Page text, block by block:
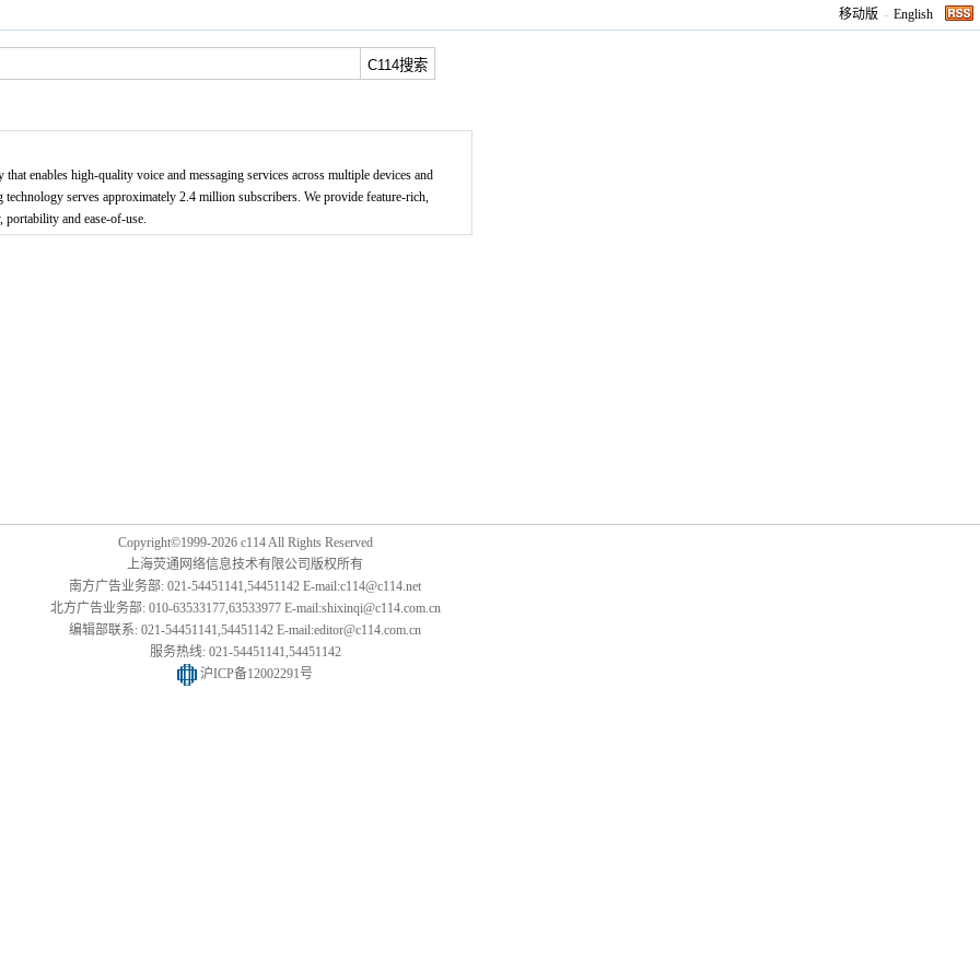
移动版 - English
enables high-quality voice and messaging services across multiple devices and
serves approximately 2.4 million subscribers. We provide feature-rich,
and ease-of-use.
Copyright©1999-2026 c114 All Rights Reserved
上海荧通网络信息技术有限公司版权所有
南方广告业务部: 021-54451141,54451142 E-mail:c114@c114.net
北方广告业务部: 010-63533177,63533977 E-mail:shixinqi@c114.com.cn
编辑部联系: 021-54451141,54451142 E-mail:editor@c114.com.cn
服务热线: 021-54451141,54451142
沪ICP备12002291号